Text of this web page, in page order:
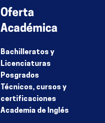
Oferta
Académica
Bachilleratos y
Licenciaturas
Posgrados
Técnicos, cursos y
certificaciones
Academia de Inglés